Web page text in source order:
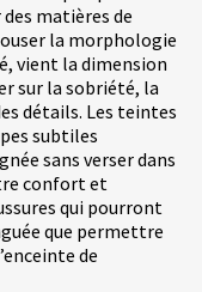
matières de
la morphologie
vient la dimension
sur la sobriété, la
détails. Les teintes
subtiles
sans verser dans
confort et
qui pourront
que permettre
de